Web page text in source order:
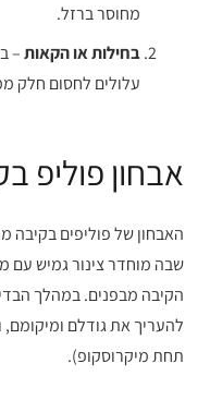
מחוסר ברזל.
בחילות או הקאות–
עלולים לחסום חלק
אבחון פוליפ
האבחון של פוליפים
שבה מוחדר צינור גמיש
הקיבה מבפנים. במהלך
להעריך את גודלם
תחת מיקרוסקופ).